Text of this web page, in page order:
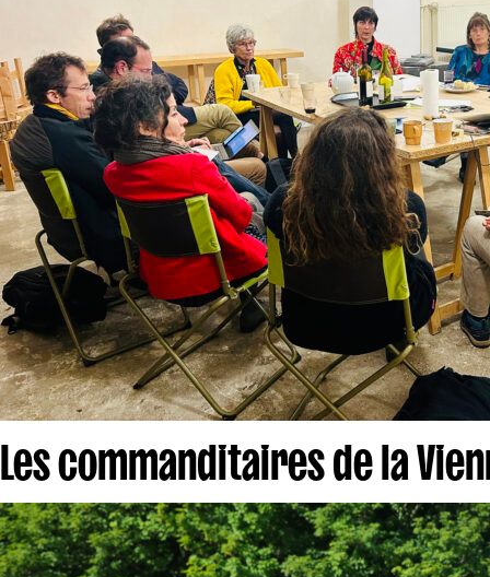
Les commanditaires de la